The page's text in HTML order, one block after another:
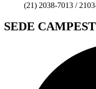
(21) 2038-7013 /
SEDE